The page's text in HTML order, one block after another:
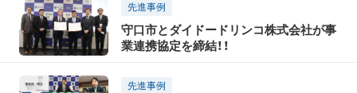
先進事例
守口市とダイドードリンコ株式会社が事
業連携協定を締結！！
先進事例